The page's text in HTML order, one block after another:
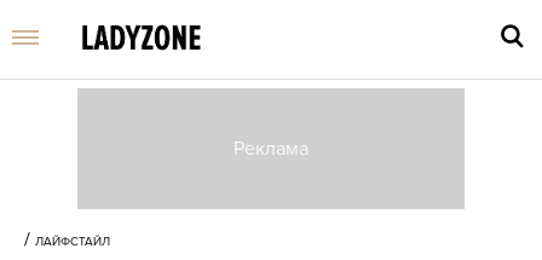
/ ЛАЙФСТАЙЛ